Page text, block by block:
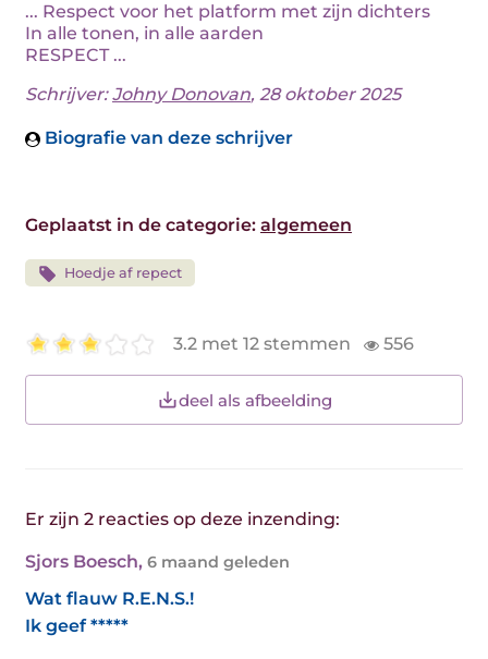
... Respect voor het platform met zijn dichters
In alle tonen, in alle aarden
RESPECT ...
Schrijver:Johny Donovan, 28 oktober 2025
Biografie van deze schrijver
Geplaatst in de categorie: algemeen
Hoedje af repect
3.2 met 12 stemmen 556
deel als afbeelding
Er zijn 2 reacties op deze inzending:
Sjors Boesch, 6 maand geleden
Wat flauw R.E.N.S.!
Ik geef *****